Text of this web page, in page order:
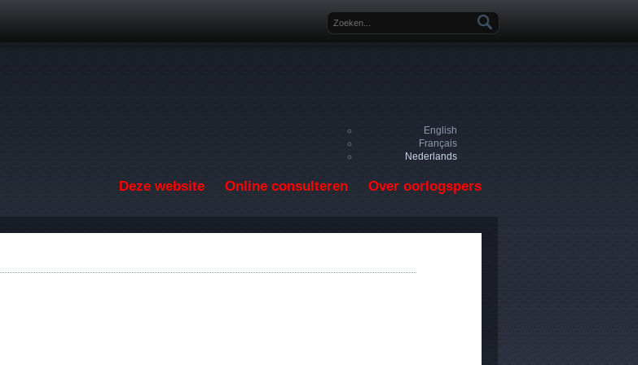
Zoekveld
English
Français
Nederlands
Deze website Online consulteren Over oorlogspers